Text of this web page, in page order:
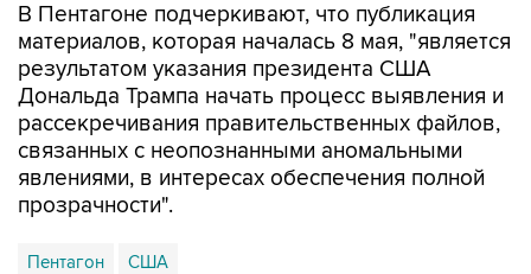
В Пентагоне подчеркивают, что публикация
материалов, которая началась 8 мая, "является
результатом указания президента США
Дональда Трампа начать процесс выявления и
рассекречивания правительственных файлов,
связанных с неопознанными аномальными
явлениями, в интересах обеспечения полной
прозрачности".
Пентагон США